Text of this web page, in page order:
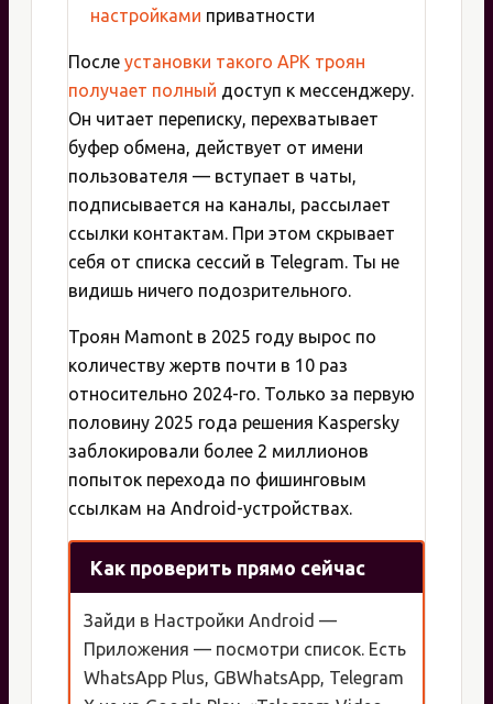
настройками приватности
После установки такого APK троян
получает полный доступ к мессенджеру.
Он читает переписку, перехватывает
буфер обмена, действует от имени
пользователя — вступает в чаты,
подписывается на каналы, рассылает
ссылки контактам. При этом скрывает
себя от списка сессий в Telegram. Ты не
видишь ничего подозрительного.
Троян Mamont в 2025 году вырос по
количеству жертв почти в 10 раз
относительно 2024-го. Только за первую
половину 2025 года решения Kaspersky
заблокировали более 2 миллионов
попыток перехода по фишинговым
ссылкам на Android-устройствах.
Как проверить прямо сейчас
Зайди в Настройки Android —
Приложения — посмотри список. Есть
WhatsApp Plus, GBWhatsApp, Telegram